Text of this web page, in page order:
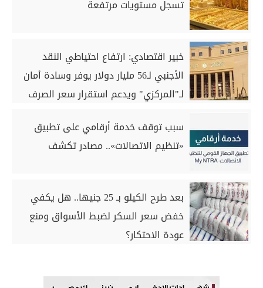
تسجل مستويات مرتفعة
خبير اقتصادي: ارتفاع احتياطي النقد
الأجنبي لـ56 مليار دولار يوفر وسادة أمان
لـ"المركزي" ويدعم استقرار سعر الصرف
سبب توقف خدمة أرقامي على تطبيق
«تنظيم الاتصالات».. مصادر تكشف
بعد طرح الكيلو بـ 25 جنيها.. هل يكفي
خفض سعر السكر لضبط الأسواق ومنع
عودة الاحتكار؟